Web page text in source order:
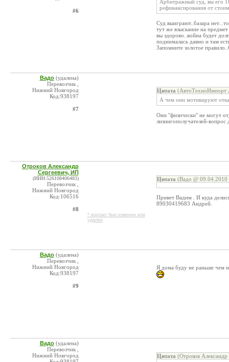
#6
Арбитражный суд, вы его
рефинансирования от
Суд выиграют..базара
тут же взыскание на
вы здорово..война будет
поднималась давно и там
Запомните золотое
Вадо (удалена)
Перевозчик ,
Нижний Новгород
Код:938197
#7
Цитата (АвтоТехноИмпорт
А чем они мотивируют
Они "физически" не могут
лизингополучателей-вопрос
Отроков Александр
Сергеевич, ИП
(ИНН:526108406483)
Перевозчик ,
Нижний Новгород
Код:106516
#8
* контакт был изменен или
удален
Цитата (Вадо @ 09.04.2010
Привет Вадим . И куда
89030419683 Андрей.
Вадо (удалена)
Перевозчик ,
Нижний Новгород
Код:938197
#9
Я дома буду не раньше чем
Вадо (удалена)
Перевозчик ,
Нижний Новгород
Цитата (Отроков